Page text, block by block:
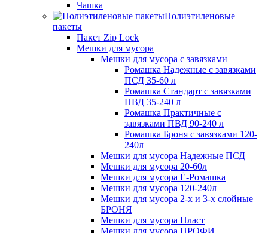
Чашка
Полиэтиленовые
пакеты
Пакет Zip Lock
Мешки для мусора
Мешки для мусора с завязками
Ромашка Надежные с завязками
ПСД 35-60 л
Ромашка Стандарт с завязками
ПВД 35-240 л
Ромашка Практичные с
завязками ПВД 90-240 л
Ромашка Броня с завязками 120-
240л
Мешки для мусора Надежные ПСД
Мешки для мусора 20-60л
Мешки для мусора Ё-Ромашка
Мешки для мусора 120-240л
Мешки для мусора 2-х и 3-х слойные
БРОНЯ
Мешки для мусора Пласт
Мешки для мусора ПРОФИ